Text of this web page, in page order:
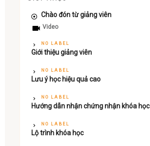
Chào đón từ giảng viên
Video
NO LABEL
Giới thiệu giảng viên
NO LABEL
Lưu ý học hiệu quả cao
NO LABEL
Hướng dẫn nhận chứng nhận khóa học
NO LABEL
Lộ trình khóa học